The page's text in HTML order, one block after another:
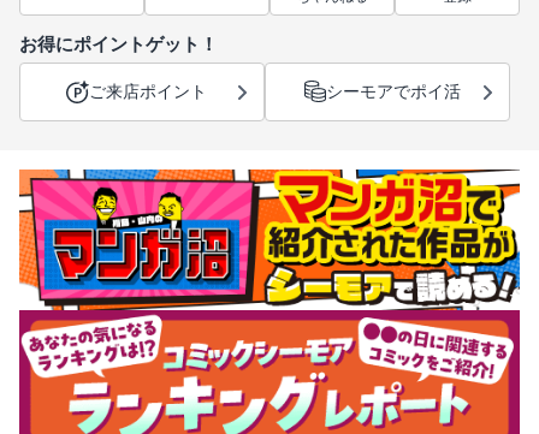
お得にポイントゲット！
ご来店ポイント シーモアでポイ活